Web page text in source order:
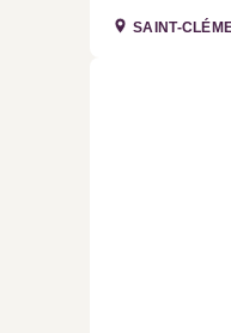
SAINT-